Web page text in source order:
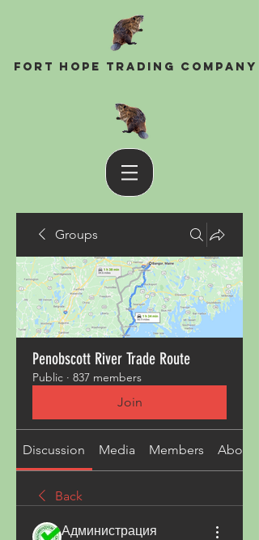
Fort Hope Trading Company
Groups
Penobscott River Trade Route
Public · 837 members
Join
Discussion Media Members About
Back
Администрация